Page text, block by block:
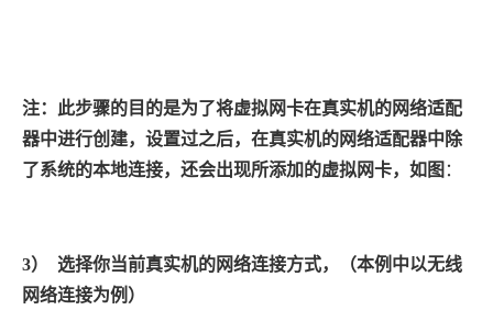
注：此步骤的目的是为了将虚拟网卡在真实机的网络适配
器中进行创建，设置过之后，在真实机的网络适配器中除
了系统的本地连接，还会出现所添加的虚拟网卡，如图 ：
3）
选择你当前真实机的网络连接方式，（本例中以无线
网络连接为例）